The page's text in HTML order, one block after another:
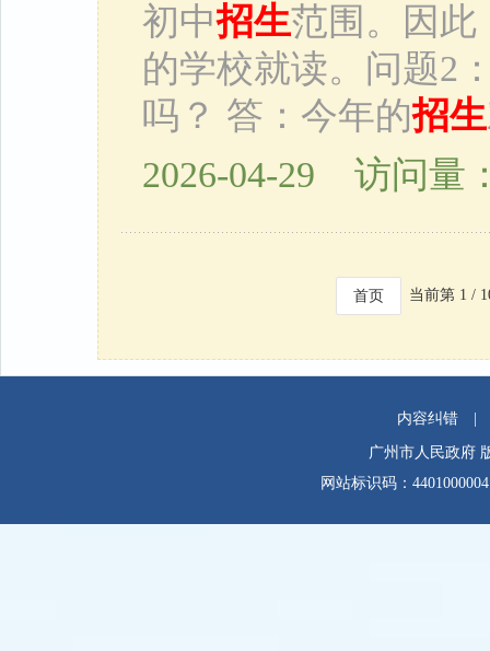
初中招生范围。因此
的学校就读。问题2
吗？ 答：今年的招生
2026-04-29 访问量
首页 当前第 1 /